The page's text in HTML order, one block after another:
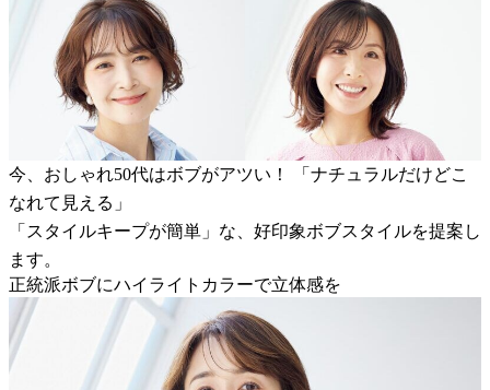
今、おしゃれ50代はボブがアツい！ 「ナチュラルだけどこ
なれて見える」
「スタイルキープが簡単」な、好印象ボブスタイルを提案し
ます。
正統派ボブにハイライトカラーで立体感を